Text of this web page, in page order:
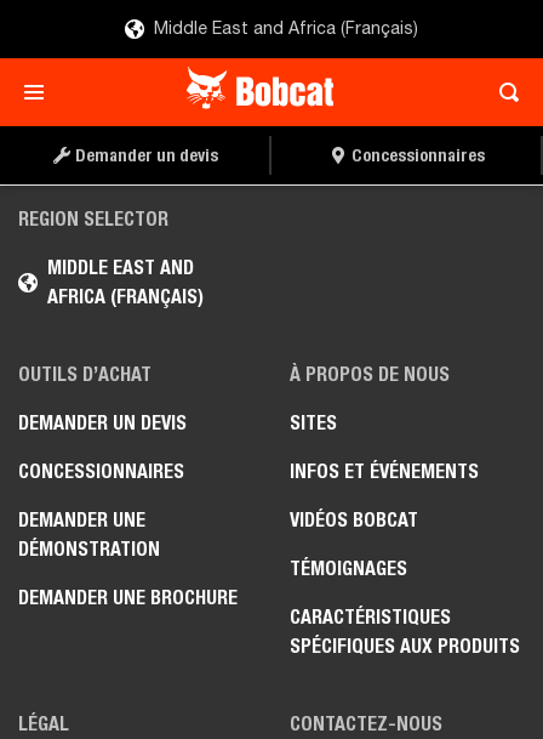
Middle East and Africa (Français)
Demander un devis Concessionnaires
REGION SELECTOR
MIDDLE EAST AND
AFRICA (FRANÇAIS)
OUTILS D’ACHAT
DEMANDER UN DEVIS
CONCESSIONNAIRES
DEMANDER UNE
DÉMONSTRATION
DEMANDER UNE BROCHURE
À PROPOS DE NOUS
SITES
INFOS ET ÉVÉNEMENTS
VIDÉOS BOBCAT
TÉMOIGNAGES
CARACTÉRISTIQUES
SPÉCIFIQUES AUX PRODUITS
LÉGAL CONTACTEZ-NOUS